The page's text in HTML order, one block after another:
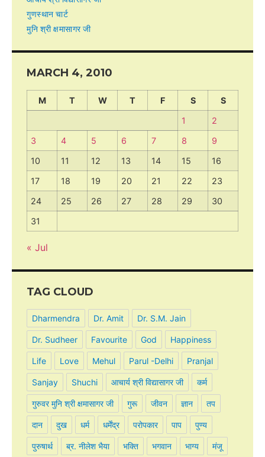
गुणस्थान चार्ट
मुनि श्री क्षमासागर जी
MARCH 4, 2010
M T W T F S
S
1
2
3
4 5 6 7 8
9
10
11 12 13 14 15
16
17
18 19 20 21 22
23
24
25 26 27 28 29
30
31
« Jul
TAG CLOUD
Dharmendra Dr. Amit Dr. S.M. Jain
Dr. Sudheer Favourite God Happiness
Life Love Mehul Parul -Delhi Pranjal
Sanjay Shuchi आचार्य श्री विद्यासागर जी कर्म
गुरुवर मुनि श्री क्षमासागर जी गुरू जीवन ज्ञान तप
दान दुख धर्म धर्मेंद्र परोपकार पाप पुण्य
पुरुषार्थ ब्र. नीलेश भैया भक्ति भगवान भाग्य मंजू